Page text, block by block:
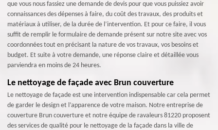
que vous nous fassiez une demande de devis pour que vous puissiez avoir
connaissances des dépenses à faire, du coût des travaux, des produits et
matériaux à utiliser, de la durée de l’intervention. Et pour ce faire, il vous
suffit de remplir le formulaire de demande présent sur notre site avec vos
coordonnées tout en précisant la nature de vos travaux, vos besoins et
budget. Et suite à votre demande, une réponse claire et détaillée vous
parviendra en moins de 24 heures.
Le nettoyage de façade avec Brun couverture
Le nettoyage de façade est une intervention indispensable car cela permet
de garder le design et l’apparence de votre maison. Notre entreprise de
couverture Brun couverture et notre équipe de ravaleurs 81220 proposent
des services de qualité pour le nettoyage de la façade dans la ville de